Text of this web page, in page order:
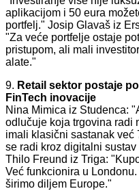
aplikacijom i 50 eura
portfelj." Josip Glavaš iz
"Za veće portfelje ostaje
pristupom, ali mali
alate."
9. Retail sektor postaje
FinTech inovacije
Nina Mimica iz Studenca:
odlučuje koja trgovina radi
imali klasični sastanak već
se radi kroz digitalni sustav
Thilo Freund iz Triga:
Već funkcionira u Londonu.
širimo diljem Europe."